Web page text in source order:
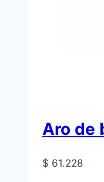
Aro de
$ 61.228